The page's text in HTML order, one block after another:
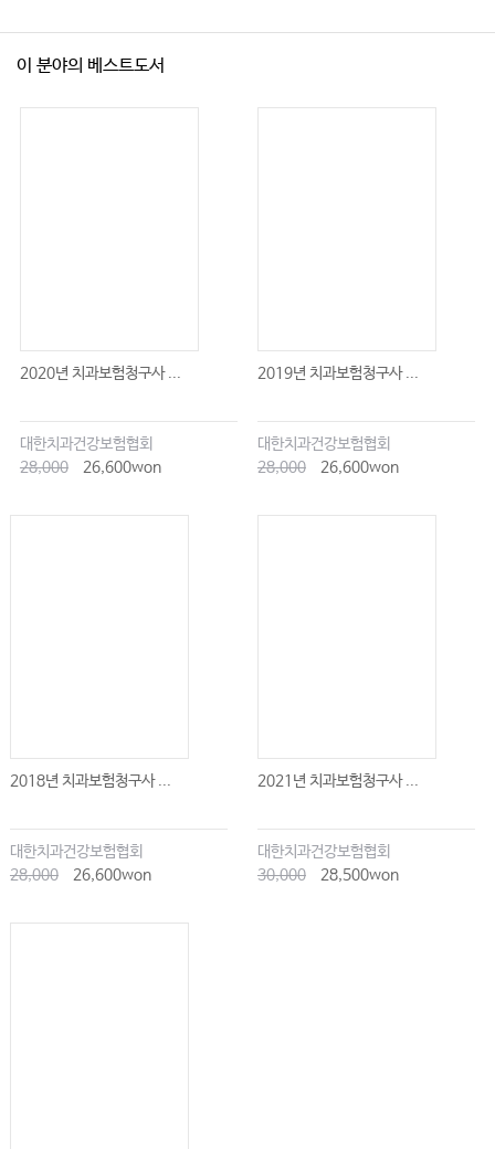
이 분야의 베스트도서
2020년 치과보험청구사 ...
대한치과건강보험협회
28,000
26,600won
2019년 치과보험청구사 ...
대한치과건강보험협회
28,000
26,600won
2018년 치과보험청구사 ...
대한치과건강보험협회
28,000
26,600won
2021년 치과보험청구사 ...
대한치과건강보험협회
30,000
28,500won